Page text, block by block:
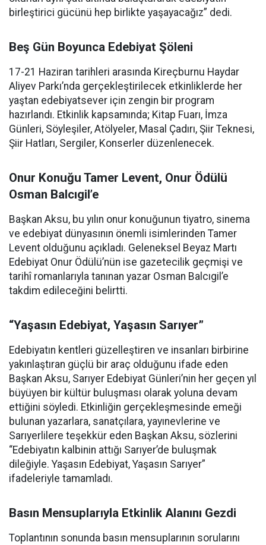
birleştirici gücünü hep birlikte yaşayacağız” dedi.
Beş Gün Boyunca Edebiyat Şöleni
17-21 Haziran tarihleri arasında Kireçburnu Haydar
Aliyev Parkı’nda gerçekleştirilecek etkinliklerde her
yaştan edebiyatsever için zengin bir program
hazırlandı. Etkinlik kapsamında; Kitap Fuarı, İmza
Günleri, Söyleşiler, Atölyeler, Masal Çadırı, Şiir Teknesi,
Şiir Hatları, Sergiler, Konserler düzenlenecek.
Onur Konuğu Tamer Levent, Onur Ödülü
Osman Balcıgil’e
Başkan Aksu, bu yılın onur konuğunun tiyatro, sinema
ve edebiyat dünyasının önemli isimlerinden Tamer
Levent olduğunu açıkladı. Geleneksel Beyaz Martı
Edebiyat Onur Ödülü’nün ise gazetecilik geçmişi ve
tarihî romanlarıyla tanınan yazar Osman Balcıgil’e
takdim edileceğini belirtti.
“Yaşasın Edebiyat, Yaşasın Sarıyer”
Edebiyatın kentleri güzelleştiren ve insanları birbirine
yakınlaştıran güçlü bir araç olduğunu ifade eden
Başkan Aksu, Sarıyer Edebiyat Günleri’nin her geçen yıl
büyüyen bir kültür buluşması olarak yoluna devam
ettiğini söyledi. Etkinliğin gerçekleşmesinde emeği
bulunan yazarlara, sanatçılara, yayınevlerine ve
Sarıyerlilere teşekkür eden Başkan Aksu, sözlerini
“Edebiyatın kalbinin attığı Sarıyer’de buluşmak
dileğiyle. Yaşasın Edebiyat, Yaşasın Sarıyer”
ifadeleriyle tamamladı.
Basın Mensuplarıyla Etkinlik Alanını Gezdi
Toplantının sonunda basın mensuplarının sorularını